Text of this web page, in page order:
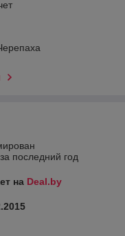
последний год
на Deal.by